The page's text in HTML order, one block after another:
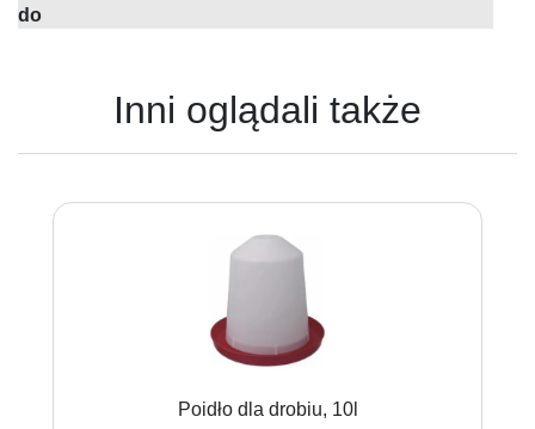
do
Inni oglądali także
Poidło dla drobiu, 10l